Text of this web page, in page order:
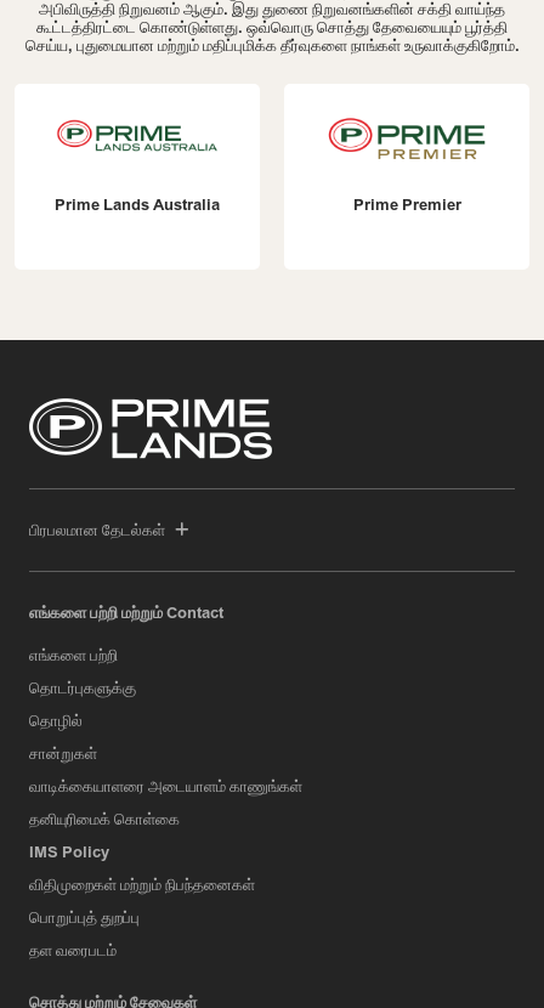
அபிவிருத்தி நிறுவனம் ஆகும். இது துணை நிறுவனங்களின் சக்தி வாய்ந்த
கூட்டத்திரட்டை கொண்டுள்ளது. ஒவ்வொரு சொத்து தேவையையும் பூர்த்தி
செய்ய, புதுமையான மற்றும் மதிப்புமிக்க தீர்வுகளை நாங்கள் உருவாக்குகிறோம்.
Prime Lands Australia Prime Premier
பிரபலமான தேடல்கள்
எங்களை பற்றி மற்றும் Contact
எங்களை பற்றி
தொடர்புகளுக்கு
தொழில்
சான்றுகள்
வாடிக்கையாளரை அடையாளம் காணுங்கள்
தனியுரிமைக் கொள்கை
IMS Policy
விதிமுறைகள் மற்றும் நிபந்தனைகள்
பொறுப்புத் துறப்பு
தள வரைபடம்
சொத்து மற்றும் சேவைகள்